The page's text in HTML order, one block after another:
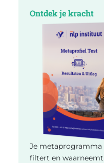
Ontdek je kracht
Je metaprogramma
filtert en